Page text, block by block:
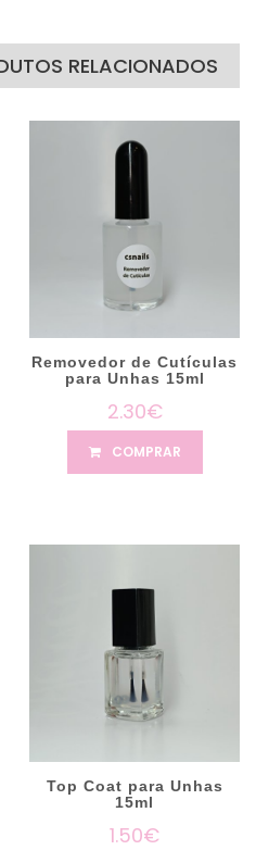
RELACIONADOS
Removedor de Cutículas
para Unhas 15ml
2.30€
COMPRAR
Top Coat para Unhas
15ml
1.50€